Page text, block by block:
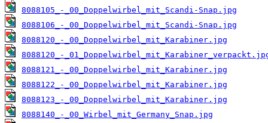
8088105_-_00_Doppelwirbel_mit_Scandi-Snap.jpg
8088106_-_00_Doppelwirbel_mit_Scandi-Snap.jpg
8088120_-_00_Doppelwirbel_mit_Karabiner.jpg
8088120_-
8088121_-_00_Doppelwirbel_mit_Karabiner.jpg
8088122_-_00_Doppelwirbel_mit_Karabiner.jpg
8088123_-_00_Doppelwirbel_mit_Karabiner.jpg
8088140_-_00_Wirbel_mit_Germany_Snap.jpg